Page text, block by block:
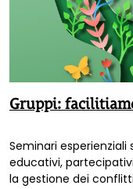
Gruppi:
Seminari
educativi,
la gestione dei